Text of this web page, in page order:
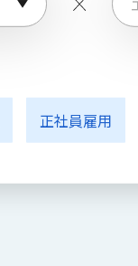
正社員雇用